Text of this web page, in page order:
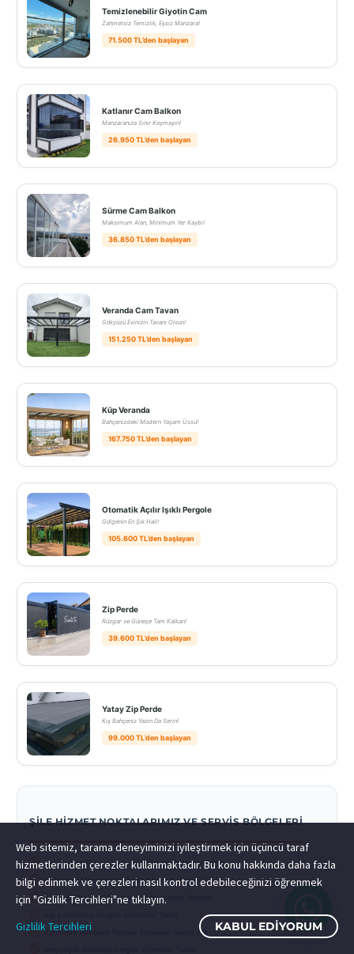
Temizlenebilir Giyotin Cam
Zahmetsiz Temizlik, Eşsiz Manzara!
71.500 TL’den başlayan
Katlanır Cam Balkon
Manzaranıza Sınır Koymayın!
26.950 TL’den başlayan
Sürme Cam Balkon
Maksimum Alan, Minimum Yer Kaybı!
36.850 TL’den başlayan
Veranda Cam Tavan
Gökyüzü Evinizin Tavanı Olsun!
151.250 TL’den başlayan
Küp Veranda
Bahçenizdeki Modern Yaşam Üssü!
167.750 TL’den başlayan
Otomatik Açılır Işıklı Pergole
Gölgenin En Şık Hali!
105.600 TL’den başlayan
Zip Perde
Rüzgar ve Güneşe Tam Kalkan!
39.600 TL’den başlayan
Yatay Zip Perde
Kış Bahçeniz Yazın Da Serin!
99.000 TL’den başlayan
ŞILE HIZMET NOKTALARIMIZ VE SERVIS BÖLGELERI
Şile Merkez (Çavuş Mahallesi Pergola Sistemleri Ustası
Hacıkasım Mahallesi Pergola Sistemleri Ustası
Balibey) Mahallesi Pergola Sistemleri Keşif Hizmeti
Kumbaba Mahallesi Pergola Sistemleri Servis Ağı
Web sitemiz, tarama deneyiminizi iyileştirmek için üçüncü taraf
hizmetlerinden çerezler kullanmaktadır. Bu konu hakkında daha fazla
bilgi edinmek ve çerezleri nasıl kontrol edebileceğinizi öğrenmek
için "Gizlilik Tercihleri"ne tıklayın.
Gizlilik Tercihleri
KABUL EDIYORUM